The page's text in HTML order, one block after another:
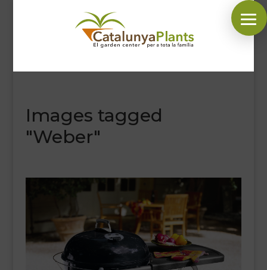
SÍGUENOS EN:
INICIO
PLANTAS
MASCOTAS
HORARIO GARDEN
CONTACTAR
Images tagged
"Weber"